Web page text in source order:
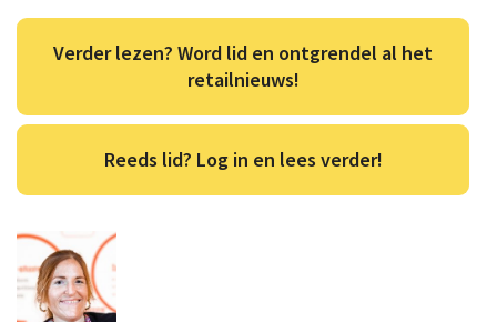
Verder lezen? Word lid en ontgrendel al het
retailnieuws!
Reeds lid? Log in en lees verder!